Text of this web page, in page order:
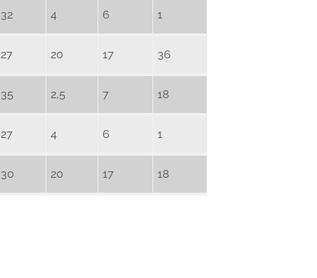
32 4 6 1
27 20 17 36
35 2,5 7 18
27 4 6 1
30 20 17 18